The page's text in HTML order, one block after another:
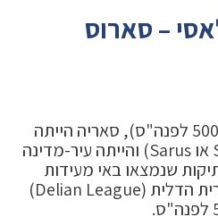
– סארוס
בתקופה הקלאסית (500-300 לפנה"ס), סאריה הייתה
ידועה בשם סארוס (Saros או Sarus) והייתה עיר-מדינה
שנמצאו באי מעידות
שסארוס הייתה חברה בברית הדלית (Delian League)